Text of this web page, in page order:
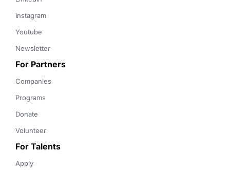
Instagram
Youtube
Newsletter
For Partners
Companies
Programs
Donate
Volunteer
For Talents
Apply